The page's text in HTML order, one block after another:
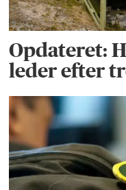
Opdateret:
leder efter